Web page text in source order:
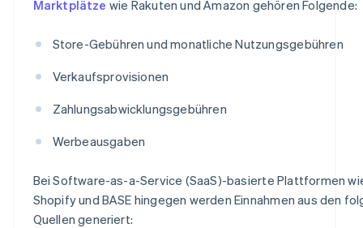
Marktplätze wie Rakuten und Amazon gehören Folgende:
Store-Gebühren und monatliche Nutzungsgebühren
Verkaufsprovisionen
Zahlungsabwicklungsgebühren
Werbeausgaben
Bei Software-as-a-Service (SaaS)-basierte Plattformen
Shopify und BASE hingegen werden Einnahmen aus den
Quellen generiert: